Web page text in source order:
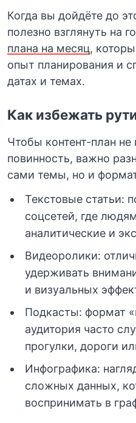
Когда вы дойдёте до
полезно взглянуть на
плана на месяц,
опыт планирования и
датах и темах.
Как избежать
Чтобы контент-план
повинность, важно
сами темы, но и
Текстовые статьи:
соцсетей, где
аналитические и
Видеоролики:
удерживать
и визуальных
Подкасты: формат
аудитория часто
прогулки, дороги
Инфографика:
сложных данных,
воспринимать в